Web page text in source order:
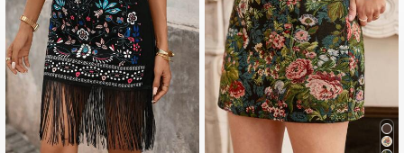
4,77 2.1K Seguidores
4,77 2.1K Seguidores